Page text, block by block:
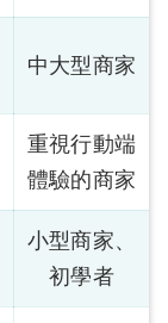
中大型商家
重視行動端
體驗的商家
小型商家、
初學者